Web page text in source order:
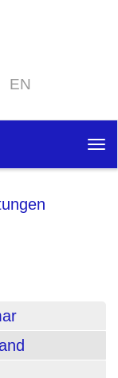
EN